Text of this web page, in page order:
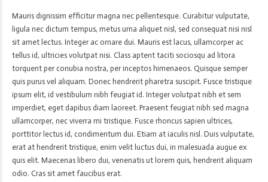
Mauris dignissim efficitur magna nec pellentesque. Curabitur vulputate,
ligula nec dictum tempus, metus urna aliquet nisl, sed consequat nisi nisl
sit amet lectus. Integer ac ornare dui. Mauris est lacus, ullamcorper ac
tellus id, ultricies volutpat nisi. Class aptent taciti sociosqu ad litora
torquent per conubia nostra, per inceptos himenaeos. Quisque semper
quis purus vel aliquam. Donec hendrerit pharetra suscipit. Fusce tristique
ipsum elit, id vestibulum nibh feugiat id. Integer volutpat nibh et sem
imperdiet, eget dapibus diam laoreet. Praesent feugiat nibh sed magna
ullamcorper, nec viverra mi tristique. Fusce rhoncus sapien ultrices,
porttitor lectus id, condimentum dui. Etiam at iaculis nisl. Duis vulputate,
erat at hendrerit tristique, enim velit luctus dui, in malesuada augue ex
quis elit. Maecenas libero dui, venenatis ut lorem quis, hendrerit aliquam
odio. Cras sit amet faucibus erat.